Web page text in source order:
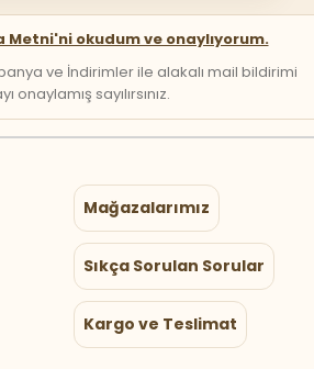
Metni'ni okudum ve onaylıyorum.
ve İndirimler ile alakalı mail bildirimi
onaylamış sayılırsınız.
Mağazalarımız
Sıkça Sorulan Sorular
Kargo ve Teslimat